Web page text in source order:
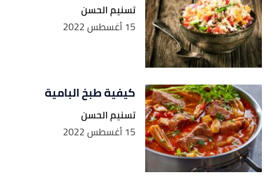
تسنيم الحسن
15 أغسطس 2022
كيفية طبخ البامية
تسنيم الحسن
15 أغسطس 2022